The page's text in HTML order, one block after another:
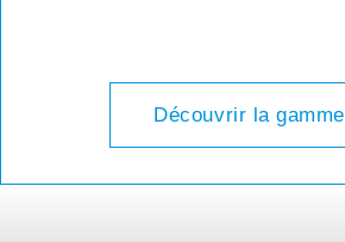
Découvrir la gamme